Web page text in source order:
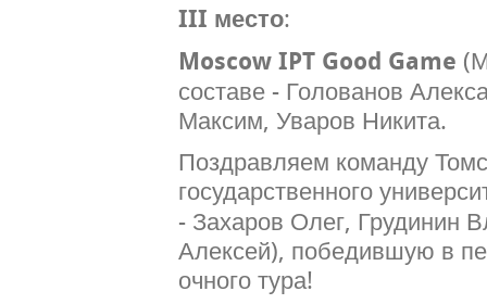
III место:
Moscow IPT Good Game
составе - Голованов
Максим, Уваров Никита.
Поздравляем команду
государственного
- Захаров Олег, Грудинин
Алексей), победившую в
очного тура!